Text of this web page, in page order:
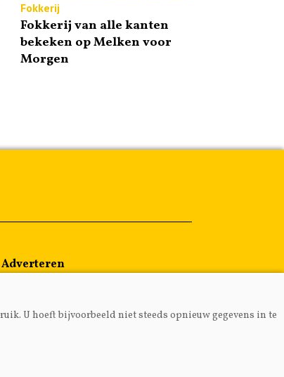
Fokkerij
Fokkerij van alle kanten
bekeken op Melken voor
Morgen
Adverteren
Over ons
U hoeft bijvoorbeeld niet steeds opnieuw gegevens in te